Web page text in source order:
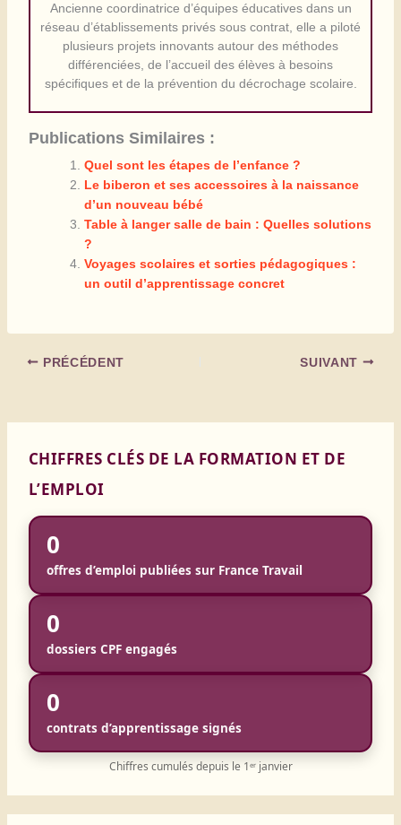
Ancienne coordinatrice d’équipes éducatives dans un
réseau d’établissements privés sous contrat, elle a piloté
plusieurs projets innovants autour des méthodes
différenciées, de l’accueil des élèves à besoins
spécifiques et de la prévention du décrochage scolaire.
Publications Similaires :
Quel sont les étapes de l’enfance ?
Le biberon et ses accessoires à la naissance
d’un nouveau bébé
Table à langer salle de bain : Quelles solutions
?
Voyages scolaires et sorties pédagogiques :
un outil d’apprentissage concret
PRÉCÉDENT SUIVANT
CHIFFRES CLÉS DE LA FORMATION ET DE
L’EMPLOI
0
offres d’emploi publiées sur France Travail
0
dossiers CPF engagés
0
contrats d’apprentissage signés
Chiffres cumulés depuis le 1ᵉʳ janvier